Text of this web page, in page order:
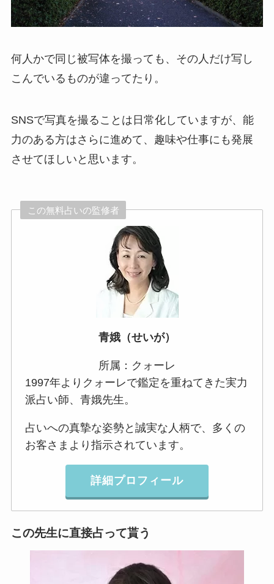
何人かで同じ被写体を撮っても、その人だけ写し
こんでいるものが違ってたり。
SNSで写真を撮ることは日常化していますが、能
力のある方はさらに進めて、趣味や仕事にも発展
させてほしいと思います。
この無料占いの監修者
青娥（せいが）
所属：クォーレ
1997年よりクォーレで鑑定を重ねてきた実力
派占い師、青娥先生。
占いへの真摯な姿勢と誠実な人柄で、多くの
お客さまより指示されています。
詳細プロフィール
この先生に直接占って貰う